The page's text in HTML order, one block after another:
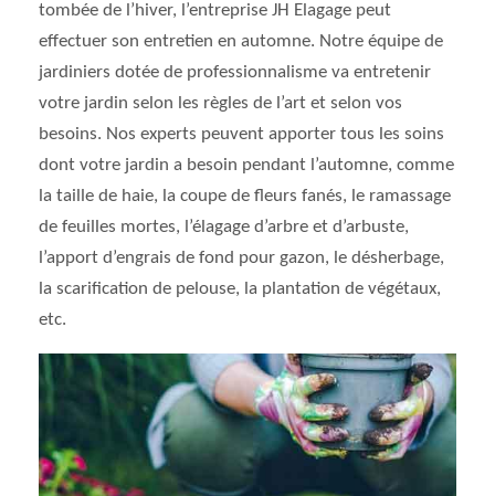
tombée de l’hiver, l’entreprise JH Elagage peut
effectuer son entretien en automne. Notre équipe de
jardiniers dotée de professionnalisme va entretenir
votre jardin selon les règles de l’art et selon vos
besoins. Nos experts peuvent apporter tous les soins
dont votre jardin a besoin pendant l’automne, comme
la taille de haie, la coupe de fleurs fanés, le ramassage
de feuilles mortes, l’élagage d’arbre et d’arbuste,
l’apport d’engrais de fond pour gazon, le désherbage,
la scarification de pelouse, la plantation de végétaux,
etc.